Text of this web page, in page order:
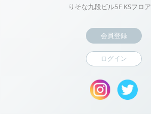
りそな九段ビル5F KSフロア
会員登録
ログイン